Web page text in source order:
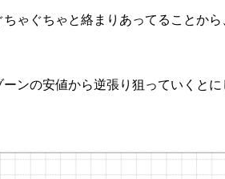
ゃぐちゃと絡まりあってることか
ンの安値から逆張り狙っていくとに